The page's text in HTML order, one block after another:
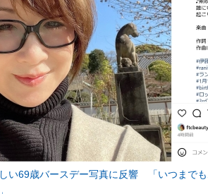
い69歳バースデー写真に反響 「いつまで